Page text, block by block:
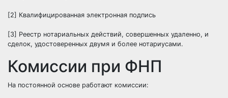
[2] Квалифицированная электронная подпись
[3] Реестр нотариальных действий, совершенных удаленно, и
сделок, удостоверенных двумя и более нотариусами.
Комиссии при ФНП
На постоянной основе работают комиссии: